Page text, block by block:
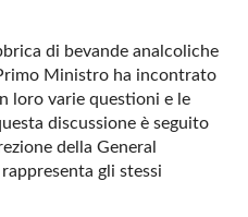
di bevande analcoliche
Ministro ha incontrato
loro varie questioni e le
discussione è seguito
della General
gli stessi